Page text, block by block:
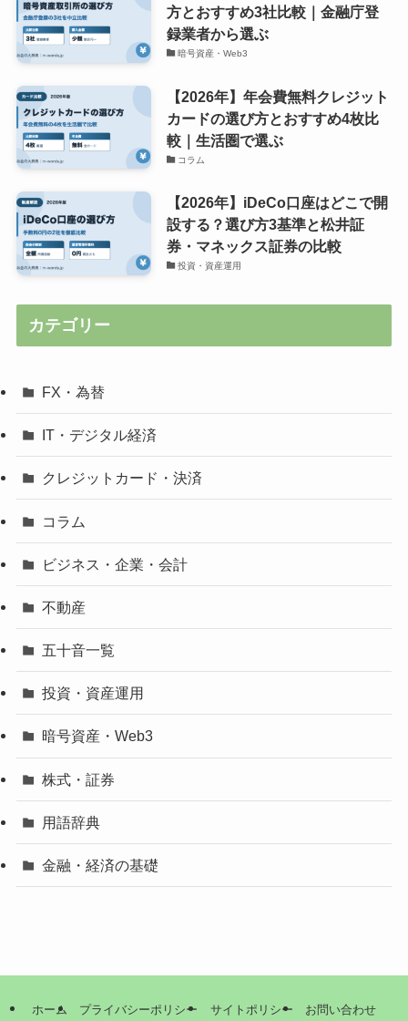
方とおすすめ3社比較｜金融庁登
録業者から選ぶ
暗号資産・Web3
【2026年】年会費無料クレジット
カードの選び方とおすすめ4枚比
較｜生活圏で選ぶ
コラム
【2026年】iDeCo口座はどこで開
設する？選び方3基準と松井証
券・マネックス証券の比較
投資・資産運用
カテゴリー
FX・為替
IT・デジタル経済
クレジットカード・決済
コラム
ビジネス・企業・会計
不動産
五十音一覧
投資・資産運用
暗号資産・Web3
株式・証券
用語辞典
金融・経済の基礎
ホーム プライバシーポリシー サイトポリシー お問い合わせ